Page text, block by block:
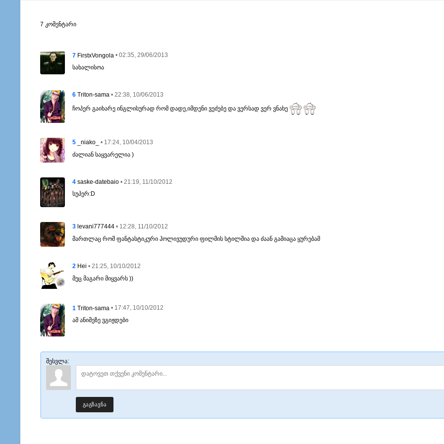
7 კომენტარი
7 FirstxVongola • 02:35, 29/06/2013
სახალისოა
6 Triton-sama • 22:38, 10/06/2013
ჩოპერ გაიხარე ინგლისურად რომ დადე,იმდენი ვეძებე და ვერსად ვერ ვნახე
5 _niako_
• 17:24, 10/04/2013
ძალიან საყვარელია )
4 saske-datebaio • 21:19, 11/10/2012
სუპერ:D
3 levani777444 • 12:28, 11/10/2012
მართლაც რომ ფანტასტიკური ჰოლივუდური ფილმის სტილშია და ძაან გამიაცა ყურებამ
2 Hei • 21:25, 10/10/2012
მეც მაგარი მიყვარს ))
1 Triton-sama • 17:47, 10/10/2012
ამ ანიმეზე ვგიჟდები
შესვლა:
გაგზავნა